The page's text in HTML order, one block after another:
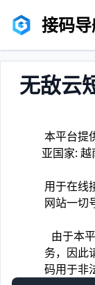
接码
无敌云
本平台提
亚国家: 越
用于在线
网站一切
由于本
务，因此
码用于非